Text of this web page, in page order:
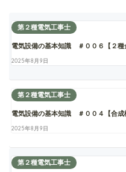
第２種電気工事士
電気設備の基本知識 ＃００６【２種
2025年8月9日
第２種電気工事士
電気設備の基本知識 ＃００４【合成
2025年8月9日
第２種電気工事士